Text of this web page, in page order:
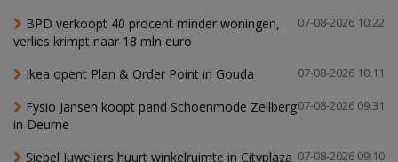
07-08-2026 10:22
BPD verkoopt 40 procent minder woningen,
verlies krimpt naar 18 mln euro
07-08-2026 10:11
Ikea opent Plan & Order Point in Gouda
07-08-2026 09:31
Fysio Jansen koopt pand Schoenmode Zeilberg
in Deurne
07-08-2026 09:10
Siebel Juweliers huurt winkelruimte in Cityplaza